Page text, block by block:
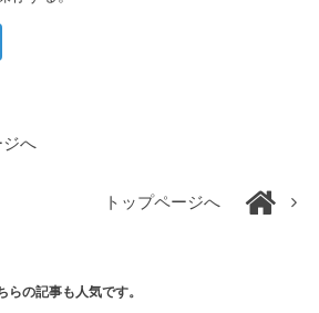
ジへ
トップページへ
らの記事も人気です。